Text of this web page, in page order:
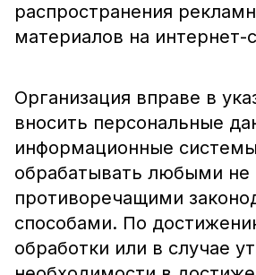
распространения
материалов на интернет-
Организация вправе в
вносить персональные
информационные
обрабатывать любыми не
противоречащими
способами. По
обработки или в случае